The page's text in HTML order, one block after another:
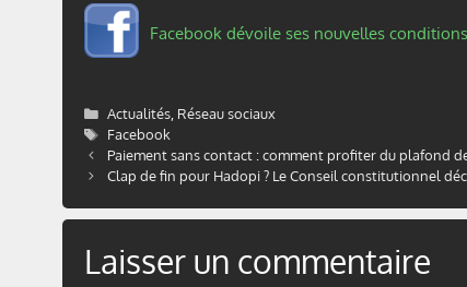
Facebook dévoile ses nouvelles
Catégories
Actualités, Réseau sociaux
Étiquettes
Facebook
Paiement sans contact : comment profiter du plafond
Clap de fin pour Hadopi ? Le Conseil constitutionnel
Laisser un commentaire